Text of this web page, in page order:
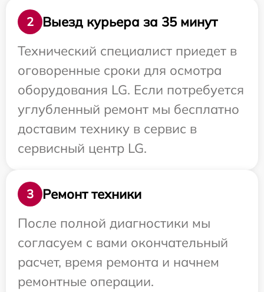
2
Выезд курьера за 35 минут
Технический специалист приедет в
оговоренные сроки для осмотра
оборудования LG. Если потребуется
углубленный ремонт мы бесплатно
доставим технику в сервис в
сервисный центр LG.
3
Ремонт техники
После полной диагностики мы
согласуем с вами окончательный
расчет, время ремонта и начнем
ремонтные операции.